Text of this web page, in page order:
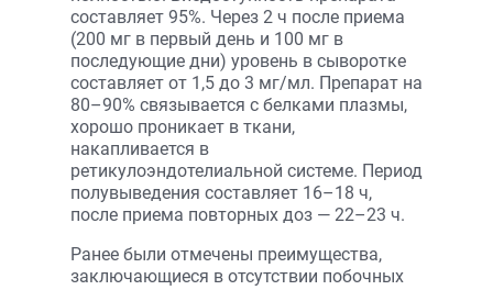
составляет 95%. Через 2 ч после приема
(200 мг в первый день и 100 мг в
последующие дни) уровень в сыворотке
составляет от 1,5 до 3 мг/мл. Препарат на
80–90% связывается с белками плазмы,
хорошо проникает в ткани,
накапливается в
ретикулоэндотелиальной системе. Период
полувыведения составляет 16–18 ч,
после приема повторных доз — 22–23 ч.
Ранее были отмечены преимущества,
заключающиеся в отсутствии побочных